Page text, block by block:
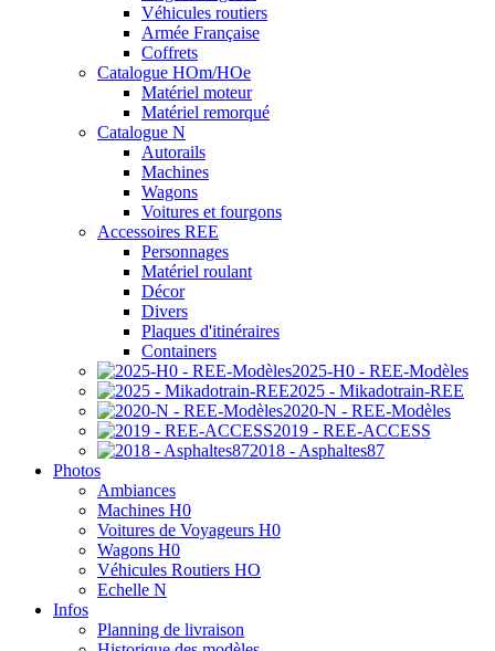
Véhicules routiers
Armée Française
Coffrets
Catalogue HOm/HOe
Matériel moteur
Matériel remorqué
Catalogue N
Autorails
Machines
Wagons
Voitures et fourgons
Accessoires REE
Personnages
Matériel roulant
Décor
Divers
Plaques d'itinéraires
Containers
2025-H0 - REE-Modèles
2025 - Mikadotrain-REE
2020-N - REE-Modèles
2019 - REE-ACCESS
2018 - Asphaltes87
Photos
Ambiances
Machines H0
Voitures de Voyageurs H0
Wagons H0
Véhicules Routiers HO
Echelle N
Infos
Planning de livraison